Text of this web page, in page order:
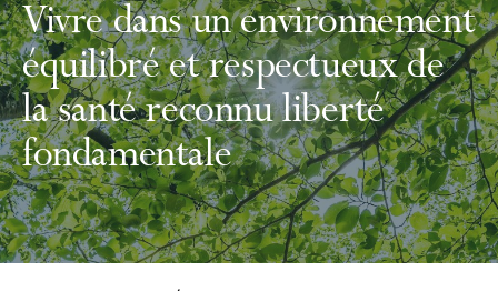
Vivre dans un environnement
équilibré et respectueux de
la santé reconnu liberté
fondamentale